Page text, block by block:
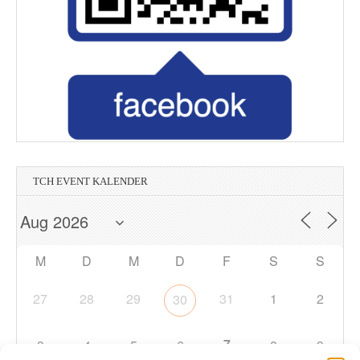
TCH EVENT KALENDER
M D M D F S S
27 28 29 30 31 1 2
3 4 5 6 7 8 9